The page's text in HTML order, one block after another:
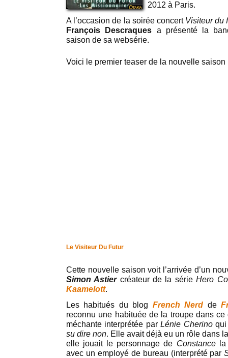
2012 à Paris.
A l’occasion de la soirée concert Visiteur du
François Descraques a présenté la
saison de sa websérie.
Voici le premier teaser de la nouvelle
Le Visiteur Du Futur
Cette nouvelle saison voit l’arrivée d’un
Simon Astiercréateur de la sérieHero
Kaamelott.
Les habitués du blog French Nerd de
reconnu une habituée de la troupe dans
méchante interprétée parLénie Cherinoqui
su dire non. Elle avait déjà eu un rôle dans
elle jouait le personnage de Constancela
avec un employé de bureau (interprété par